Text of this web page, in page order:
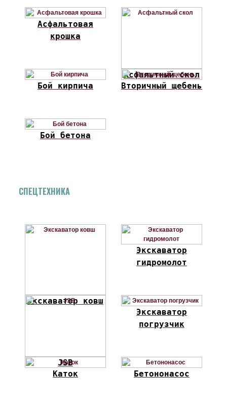
Асфальтовая
крошка
Асфальтный скол
Бой кирпича
Вторичный щебень
Бой бетона
СПЕЦТЕХНИКА
Экскаватор ковш
Экскаватор
гидромолот
JSB
Экскаватор
погрузчик
Каток Бетононасос